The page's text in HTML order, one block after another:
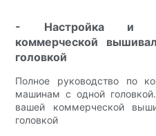
- Настройка и
коммерческой
головкой
Полное руководство по
машинам с одной
вашей коммерческой
головкой